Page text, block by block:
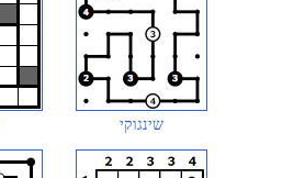
שינגוקי